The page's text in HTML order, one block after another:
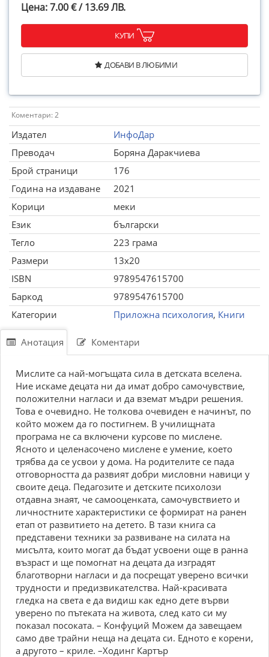
Цена: 7.00 € / 13.69 ЛВ.
КУПИ
ДОБАВИ В ЛЮБИМИ
Коментари: 2
Издател
ИнфоДар
Преводач
Боряна Даракчиева
Брой страници
176
Година на издаване
2021
Корици
меки
Език
български
Тегло
223 грама
Размери
13x20
ISBN
9789547615700
Баркод
9789547615700
Категории
Приложна психология, Книги
Анотация Коментари
Мислите са най-могъщата сила в детската вселена.
Ние искаме децата ни да имат добро самочувствие,
положителни нагласи и да вземат мъдри решения.
Това е очевидно. Не толкова очевиден е начинът, по
който можем да го постигнем. В училищната
програма не са включени курсове по мислене.
Ясното и целенасочено мислене е умение, което
трябва да се усвои у дома. На родителите се пада
отговорността да развият добри мисловни навици у
своите деца. Педагозите и детските психолози
отдавна знаят, че самооценката, самочувствието и
личностните характеристики се формират на ранен
етап от развитието на детето. В тази книга са
представени техники за развиване на силата на
мисълта, които могат да бъдат усвоени още в ранна
възраст и ще помогнат на децата да изградят
благотворни нагласи и да посрещат уверено всички
трудности и предизвикателства. Най-красивата
гледка на света е да видиш как едно дете върви
уверено по пътеката на живота, след като си му
показал посоката. – Конфуций Можем да завещаем
само две трайни неща на децата си. Едното е корени,
а другото – криле. –Ходинг Картър